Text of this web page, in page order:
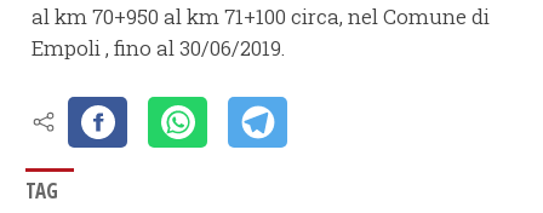
al km 70+950 al km 71+100 circa, nel Comune di
Empoli , fino al 30/06/2019.
TAG